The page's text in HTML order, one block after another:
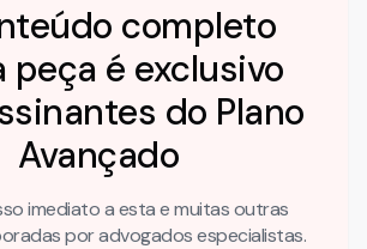
completo
peça é exclusivo
do Plano
Avançado
imediato a esta e muitas outras
por advogados especialistas.